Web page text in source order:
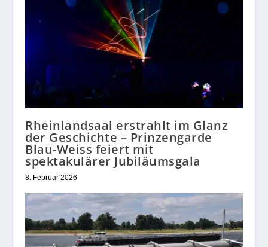
Rheinlandsaal erstrahlt im Glanz
der Geschichte – Prinzengarde
Blau-Weiss feiert mit
spektakulärer Jubiläumsgala
8. Februar 2026